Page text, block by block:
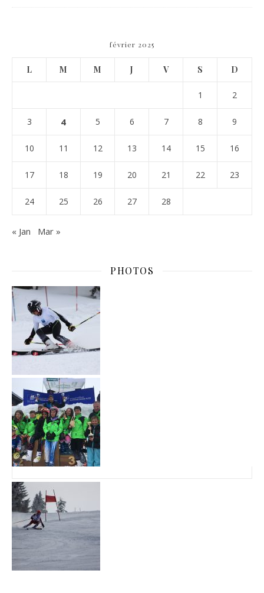
février 2025
L M M J V S D
1 2
3 4 5 6 7 8 9
10 11 12 13 14 15 16
17 18 19 20 21 22 23
24 25 26 27 28
« Jan Mar »
PHOTOS